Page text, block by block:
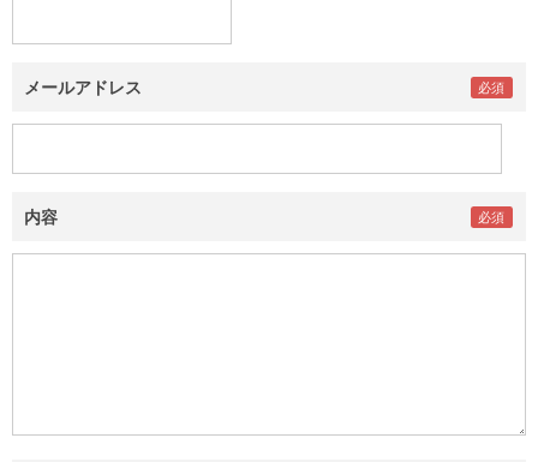
メールアドレス
内容